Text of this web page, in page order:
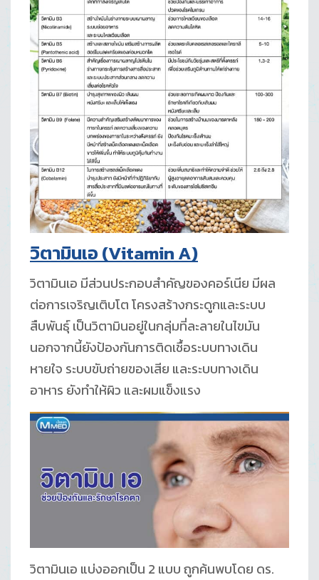
วิตามินเอ(Vitamin A)
วิตามินเอ มีส่วนประกอบสำคัญของคอร์เนีย มีผล
ต่อการเจริญเติบโต โครงสร้างกระดูกและระบบ
สืบพันธุ์ เป็นวิตามินอยู่ในกลุ่มที่ละลายในไขมัน
นอกจากนี้ยังป้องกันการติดเชื้อระบบทางเดิน
หายใจ ระบบขับถ่ายของเสีย และระบบทางเดิน
อาหาร ยังทำให้ผิว และผมแข็งแรง
วิตามินเอ แบ่งออกเป็น 2 แบบ ถูกค้นพบโดย ดร.